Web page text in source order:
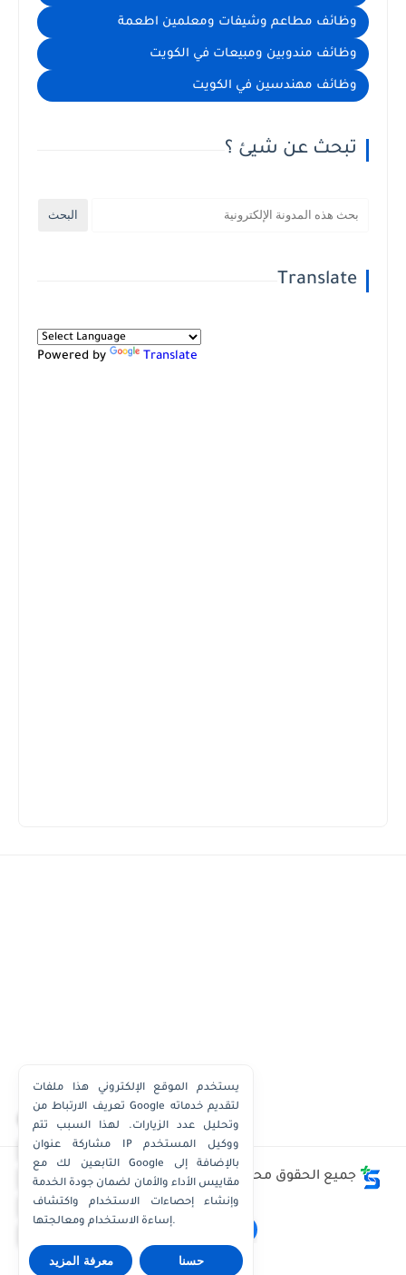
واتساب الكويت
واتساب قطر
واتساب عُمان
وظائف مطاعم وشيفات ومعلمين اطعمة
وظائف مندوبين ومبيعات في الكويت
وظائف مهندسين في الكويت
تبحث عن شيئ ؟
Translate
Powered by Translate
جميع الحقوق محفوظة ©
وظائف الكويت توداي - Kuwait
Jobs Today
يستخدم الموقع الإلكتروني هذا ملفات
تعريف الارتباط من Google لتقديم خدماته
وتحليل عدد الزيارات. لهذا السبب تتم
مشاركة عنوان IP ووكيل المستخدم
التابعين لك مع Google بالإضافة إلى
مقاييس الأداء والأمان لضمان جودة الخدمة
وإنشاء إحصاءات الاستخدام واكتشاف
إساءة الاستخدام ومعالجتها.
معرفة المزيد حسنا